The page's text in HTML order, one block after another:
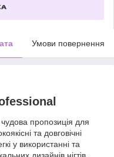
Умови повернення
пропозиція для
та довговічні
у використанні та